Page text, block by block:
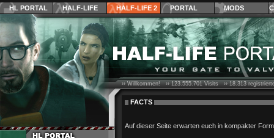
HL PORTAL HALF-LIFE HALF-LIFE 2 PORTAL MODS
›› Willkommen! ››123.555.701Visits ››18.313
FACTS
Auf dieser Seite erwarten euch in kompakter